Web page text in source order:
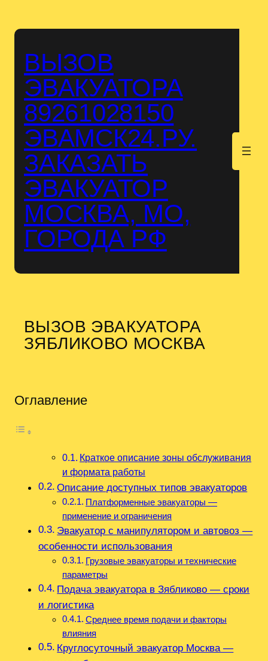
ВЫЗОВ
ЭВАКУАТОРА
89261028150
ЭВАМСК24.РУ.
ЗАКАЗАТЬ
ЭВАКУАТОР
МОСКВА, МО,
ГОРОДА РФ
ВЫЗОВ ЭВАКУАТОРА
ЗЯБЛИКОВО МОСКВА
Оглавление
Краткое описание зоны обслуживания
и формата работы
Описание доступных типов эвакуаторов
Платформенные эвакуаторы —
применение и ограничения
Эвакуатор с манипулятором и автовоз —
особенности использования
Грузовые эвакуаторы и технические
параметры
Подача эвакуатора в Зябликово — сроки
и логистика
Среднее время подачи и факторы
влияния
Круглосуточный эвакуатор Москва —